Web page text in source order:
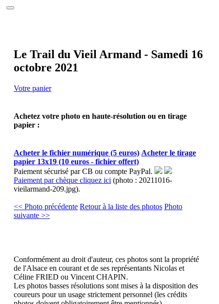
Interviews
Réalisations
Partenaires
Contact
Le Trail du Vieil Armand - Samedi 16
octobre 2021
Votre panier
Achetez votre photo en haute-résolution ou en tirage
papier :
Acheter le fichier numérique (5 euros) Acheter le tirage
papier 13x19 (10 euros - fichier offert)
Paiement sécurisé par CB ou compte PayPal.
Paiement par chèque cliquez ici (photo : 20211016-
vieilarmand-209.jpg).
<< Photo précédente Retour à la liste des photos Photo
suivante >>
Conformément au droit d'auteur, ces photos sont la propriété
de l'Alsace en courant et de ses représentants Nicolas et
Céline FRIED ou Vincent CHAPIN.
Les photos basses résolutions sont mises à la disposition des
coureurs pour un usage strictement personnel (les crédits